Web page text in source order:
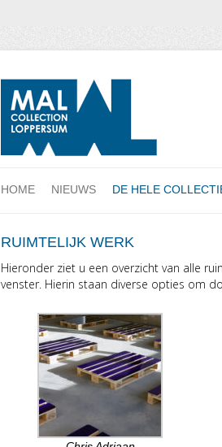
HOME NIEUWS DE HELE
RUIMTELIJK WERK
Hieronder ziet u een overzicht van alle
venster. Hierin staan diverse opties om